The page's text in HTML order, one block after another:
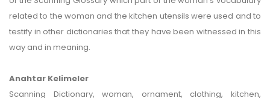
related to the woman and the kitchen utensils were used and to
testify in other dictionaries that they have been witnessed in this
way and in meaning.
Anahtar Kelimeler
Scanning Dictionary, woman, ornament, clothing, kitchen,